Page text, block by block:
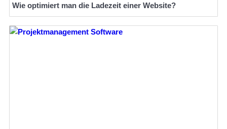
Wie optimiert man die Ladezeit einer Website?